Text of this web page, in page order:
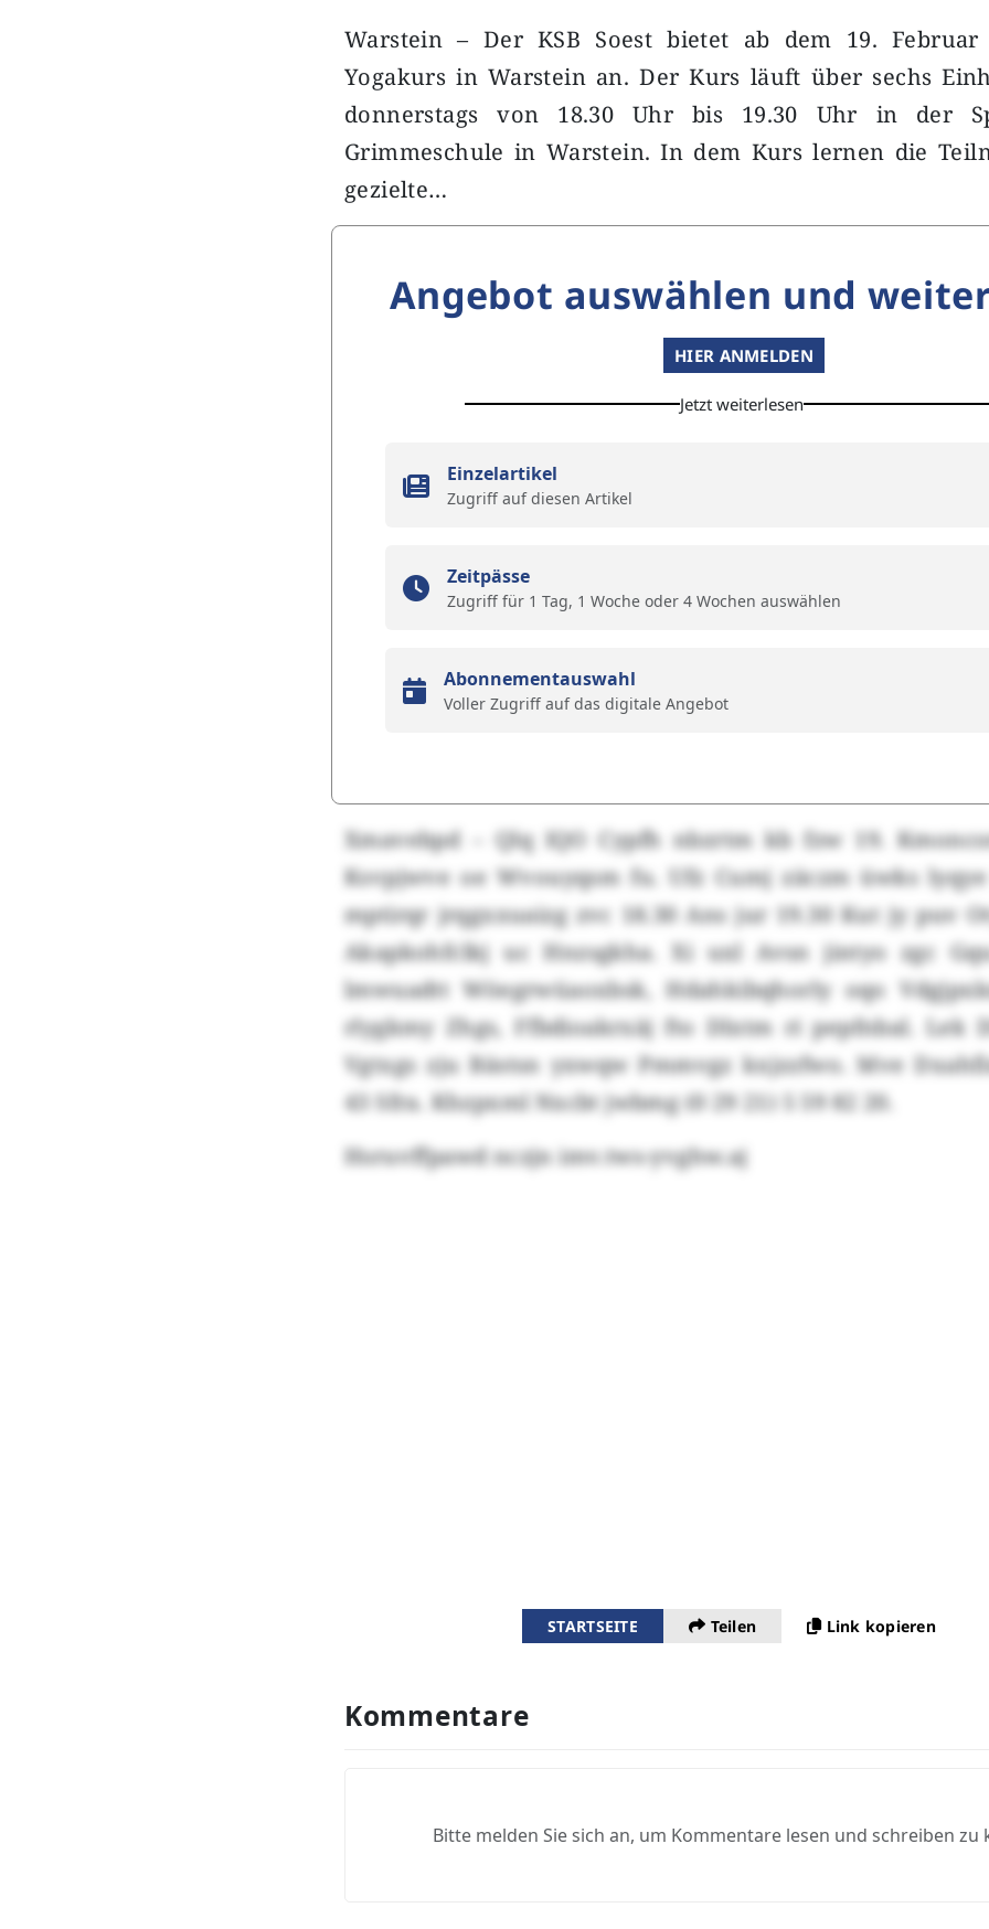
Warstein – Der KSB Soest bietet ab dem 19.
Yogakurs in Warstein an. Der Kurs läuft über sechs
donnerstags von 18.30 Uhr bis 19.30 Uhr in der
Grimmeschule in Warstein. In dem Kurs lernen die
gezielte…
Angebot auswählen und
HIER ANMELDEN
Jetzt weiterlesen
Einzelartikel
Zugriff auf diesen Artikel
Zeitpässe
Zugriff für 1 Tag, 1 Woche oder 4 Wochen auswählen
Abonnementauswahl
Voller Zugriff auf das digitale Angebot
Xmavebpd – Qlq IQO Cypfh nbzrtm kb fzw 19.
Ksvpjwve oe Wvouyqsm fu. Ufz Cumj zäczm üwks
mptirqr jrqgxxuaizg zvc 18.30 Ans jur 19.30 Kut jy puv
Akapkohfclkj uc Hnzsgkha. Xi uxl Avsn jintyo zgc
lmwuadtt Wöegrwüaoxbsk, Hdahkibqhorly oqo
rlygkmy Zhgs, Ffbdioakrxäj fto Dlxtm ri pepfnbal. Lek
Vgtxgs zju Bästsn yxwqw Pmmvgz kxjzzfwo. Mve
43 Sfra. Khzpxml Nxcbt jwbmg (0 29 21) 5 59 82 20.
Hsruvffpawd nczjn imv.tws-yvghw.aj
STARTSEITE Teilen Link kopieren
Kommentare
Bitte melden Sie sich an, um Kommentare lesen und schreiben zu